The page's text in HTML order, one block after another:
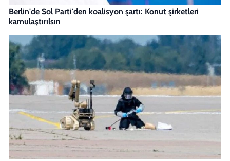
Berlin'de Sol Parti'den koalisyon şartı: Konut şirketleri
kamulaştırılsın